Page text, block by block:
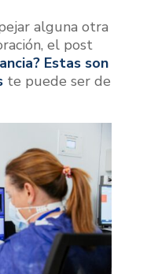
alguna otra
el post
Estas son
te puede ser de